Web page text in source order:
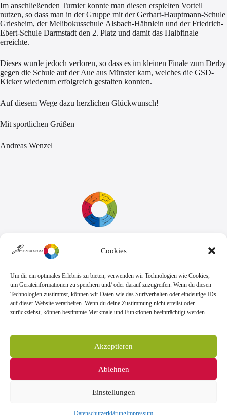
Cookies
Um dir ein optimales Erlebnis zu bieten, verwenden wir Technologien wie Cookies,
um Geräteinformationen zu speichern und/ oder darauf zuzugreifen. Wenn du diesen
Technologien zustimmst, können wir Daten wie das Surfverhalten oder eindeutige IDs
auf dieser Website verarbeiten. Wenn du deine Zustimmung nicht erteilst oder
zurückziehst, können bestimmte Merkmale und Funktionen beeinträchtigt werden.
Akzeptieren
Ablehnen
Einstellungen
DatenschutzerklärungImpressum
Im anschließenden Turnier konnte man diesen erspielten Vorteil
nutzen, so dass man in der Gruppe mit der Gerhart-Hauptmann-Schule
Griesheim, der Melibokusschule Alsbach-Hähnlein und der Friedrich-
Ebert-Schule Darmstadt den 2. Platz und damit das Halbfinale
erreichte.
Dieses wurde jedoch verloren, so dass es im kleinen Finale zum Derby
gegen die Schule auf der Aue aus Münster kam, welches die GSD-
Kicker wiederum erfolgreich gestalten konnten.
Auf diesem Wege dazu herzlichen Glückwunsch!
Mit sportlichen Grüßen
Andreas Wenzel
Sekretariat:
Montag - Donnerstag: 7.45 Uhr bis 14:30 Uhr
E-Mail:
sekretariat@goethe.schule
Telefon
+49 6071 9888 0
Fax
+49 6071 9888 50
Anschrift
Goetheschule Dieburg
Kooperative Gesamtschule des Landkreises
Goethestraße 10-14, 64807 Dieburg
Copyright © 2026 Goetheschule Dieburg - Realisierung durch